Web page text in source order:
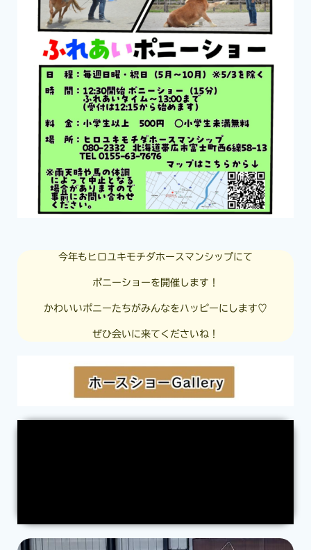
今年もヒロユキモチダホースマンシップにて
ポニーショーを開催します！
かわいいポニーたちがみんなをハッピーにします♡
ぜひ会いに来てくださいね！